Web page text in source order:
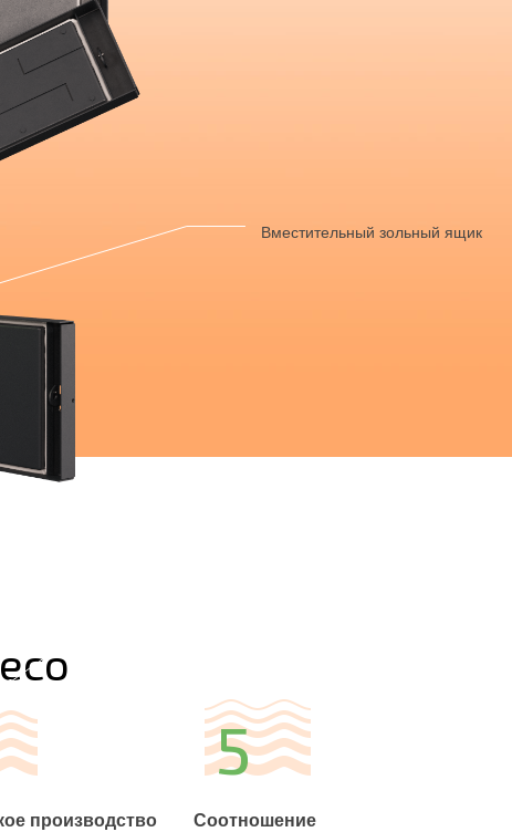
Вместительный зольный ящик
производство
5
Соотношение